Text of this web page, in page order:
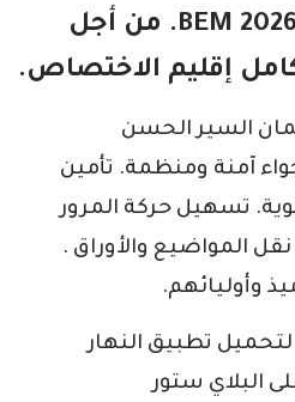
التعليم المتوسط BEM 2026. من أجل
كامل إقليم الاختصاص.
السير الحسن
آمنة ومنظمة. تأمين
تسهيل حركة المرور
المواضيع والأوراق .
وأوليائهم.
تطبيق النهار
البلاي ستور